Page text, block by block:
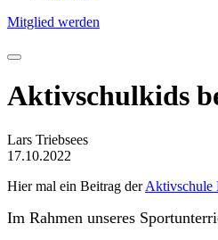
Mitglied werden
Aktivschulkids
Lars Triebsees
17.10.2022
Hier mal ein Beitrag derAktivschule
Im Rahmen unseres